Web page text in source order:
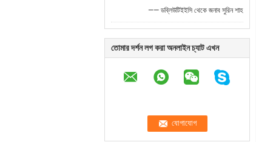
—— ডব্লিউটিইইসি থেকে জনাব সুরিন শাহ
তোমার দর্শন লগ করা অনলাইন চ্যাট এখন